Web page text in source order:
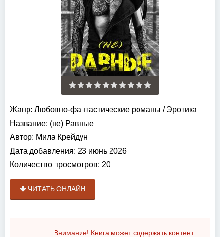
Жанр: Любовно-фантастические романы / Эротика
Название: (не) Равные
Автор: Мила Крейдун
Дата добавления: 23 июнь 2026
Количество просмотров: 20
ЧИТАТЬ ОНЛАЙН
Внимание! Книга может содержать контент